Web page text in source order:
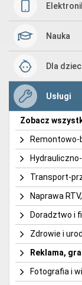
Nauka
Dla
Usługi
Zobacz
Remontowo-
Transport-
Naprawa
Doradztwo i
Zdrowie i
Reklama,
Fotografia i